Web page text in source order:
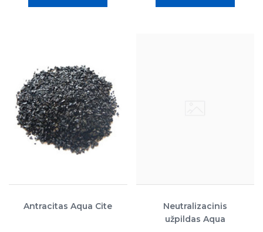
Antracitas Aqua Cite
Neutralizacinis
užpildas Aqua